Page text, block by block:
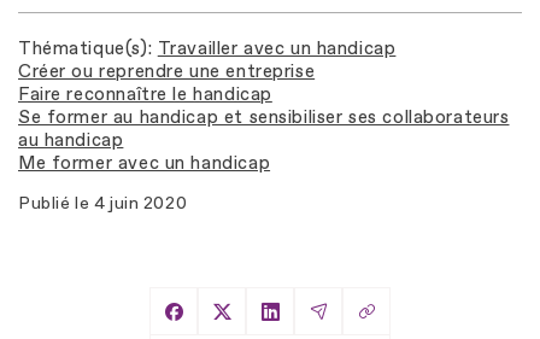
Thématique(s) Travailler avec un handicap
Créer ou reprendre une entreprise
Faire reconnaître le handicap
Se former au handicap et sensibiliser ses collaborateurs
au handicap
Me former avec un handicap
Publié le 4 juin 2020
Partager sur Facebook
Partager sur X
Partager sur LinkedIn
Partager par Email
Copier le lien